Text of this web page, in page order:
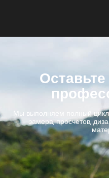
Мы выполняем полный цикл
замера, просчетов,